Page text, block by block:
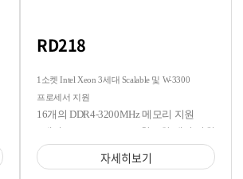
RD218
1소켓 Intel Xeon 3세대 Scalable 및 W-3300
프로세서 지원
16개의 DDR4-3200MHz 메모리 지원
8개의 3.5/2.5 SATA/SAS 핫스왑 베이 지원
자세히보기